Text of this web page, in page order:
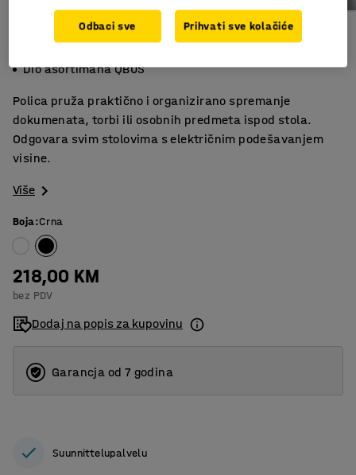
Oslobodite prostor na stolu
Dio asortimana QBUS
Polica pruža praktično i organizirano spremanje
dokumenata, torbi ili osobnih predmeta ispod stola.
Odgovara svim stolovima s električnim podešavanjem
visine.
Više
Boja:Crna
218,00 KM
bez PDV
Dodaj na popis za kupovinu
Garancja od 7 godina
Suunnittelupalvelu
Odbaci sve Prihvati sve kolačiće